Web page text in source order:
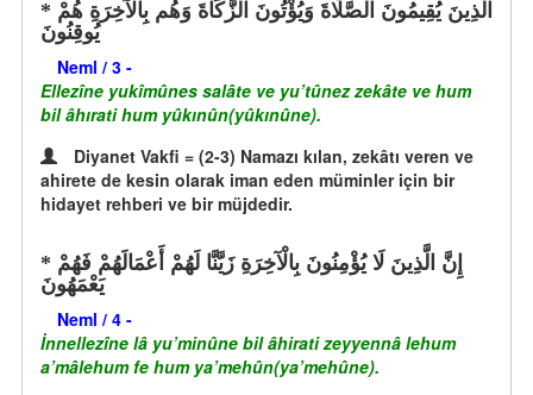
يُوقِنُونَ
Neml / 3 -
Ellezîne yukîmûnes salâte ve yu’tûnez zekâte ve hum
bil âhırati hum yûkınûn(yûkınûne).
Diyanet Vakfi = (2-3) Namazı kılan, zekâtı veren ve
ahirete de kesin olarak iman eden müminler için bir
hidayet rehberi ve bir müjdedir.
يَعْمَهُونَ
Neml / 4 -
İnnellezîne lâ yu’minûne bil âhirati zeyyennâ lehum
a’mâlehum fe hum ya’mehûn(ya’mehûne).